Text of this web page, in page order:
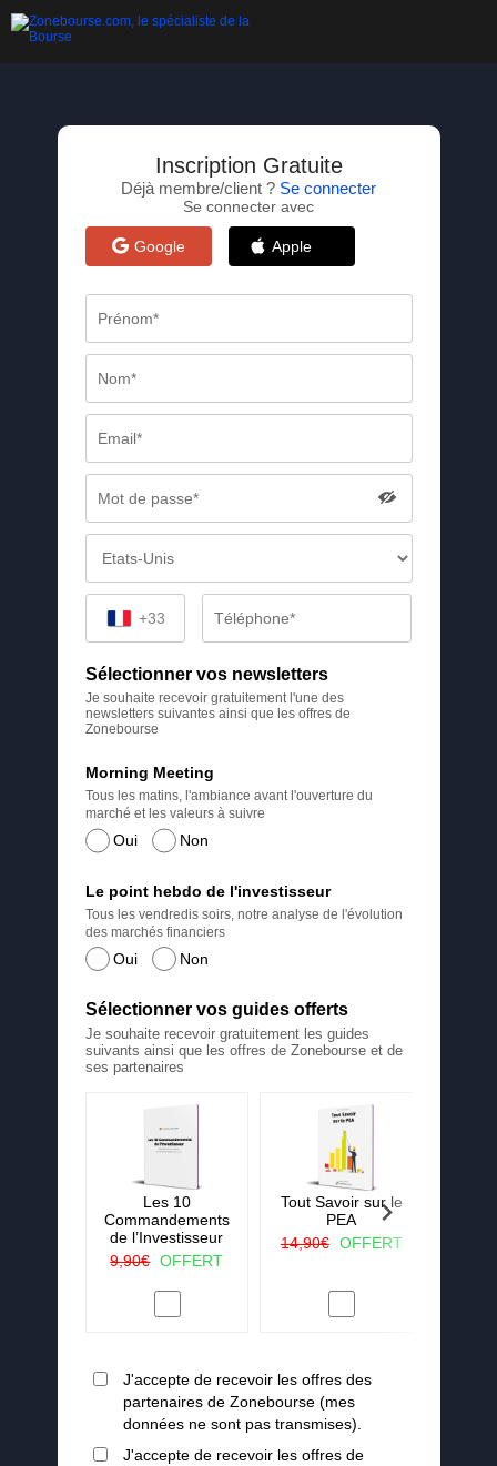
Inscription Gratuite
Déjà membre/client ? Se connecter
Se connecter avec
Google Apple
+33
Sélectionner vos newsletters
Je souhaite recevoir gratuitement l'une des
newsletters suivantes ainsi que les offres de
Zonebourse
Oui Non
Morning Meeting
Tous les matins, l'ambiance avant l'ouverture du
marché et les valeurs à suivre
Oui Non
Le point hebdo de l'investisseur
Tous les vendredis soirs, notre analyse de l'évolution
des marchés financiers
Sélectionner vos guides offerts
Je souhaite recevoir gratuitement les guides
suivants ainsi que les offres de Zonebourse et de
ses partenaires
Les 10
Commandements
de l’Investisseur
9,90€ OFFERT
Tout Savoir sur le
PEA
14,90€ OFFERT
J'accepte de recevoir les offres des
partenaires de Zonebourse (mes
données ne sont pas transmises).
J'accepte de recevoir les offres de